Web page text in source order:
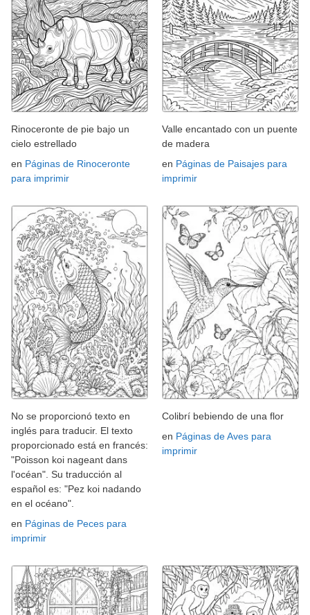
Rinoceronte de pie bajo un
cielo estrellado
en Páginas de Rinoceronte
para imprimir
Valle encantado con un puente
de madera
en Páginas de Paisajes para
imprimir
No se proporcionó texto en
inglés para traducir. El texto
proporcionado está en francés:
"Poisson koi nageant dans
l'océan". Su traducción al
español es: "Pez koi nadando
en el océano".
en Páginas de Peces para
imprimir
Colibrí bebiendo de una flor
en Páginas de Aves para
imprimir